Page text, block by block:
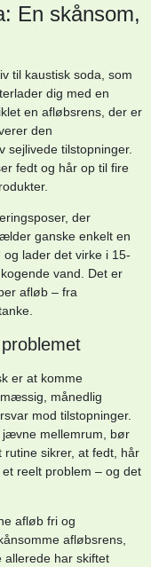
En skånsom,
til kaustisk soda, som
dig med en
en afløbsrens, der er
den
sejlivede tilstopninger.
fedt og hår op til fire
der
ganske enkelt en
lader det virke i 15-
vand. Det er
afløb – fra
er at komme
månedlig
mod tilstopninger.
jævne mellemrum, bør
sikrer, at fedt, hår
reelt problem – og det
afløb fri og
afløbsrens
allerede har skiftet